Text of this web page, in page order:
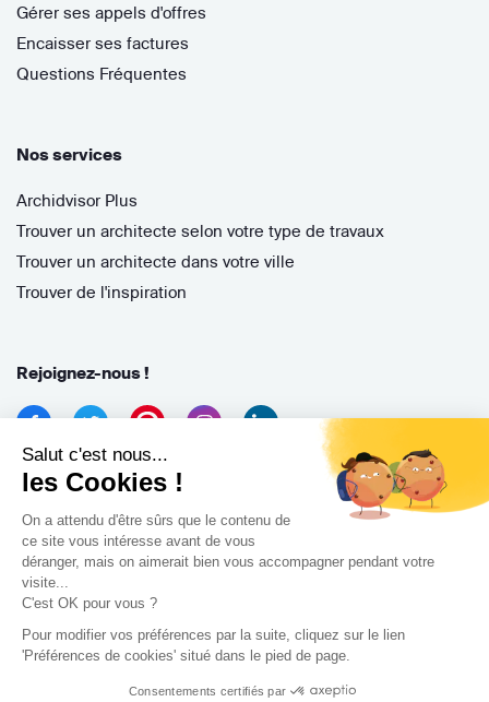
Salut c'est nous...
les Cookies !
On a attendu d'être sûrs que le contenu de
ce site vous intéresse avant de vous
déranger, mais on aimerait bien vous accompagner pendant votre
visite...
C'est OK pour vous ?
Pour modifier vos préférences par la suite, cliquez sur le lien
'Préférences de cookies' situé dans le pied de page.
Consentements certifiés par
Gérer ses appels d'offres
Encaisser ses factures
Questions Fréquentes
Nos services
Archidvisor Plus
Trouver un architecte selon votre type de travaux
Trouver un architecte dans votre ville
Trouver de l'inspiration
Rejoignez-nous !
Archidvisor
13 Rue des Cordeliers, 33000 Bordeaux, France
Copyright 2021